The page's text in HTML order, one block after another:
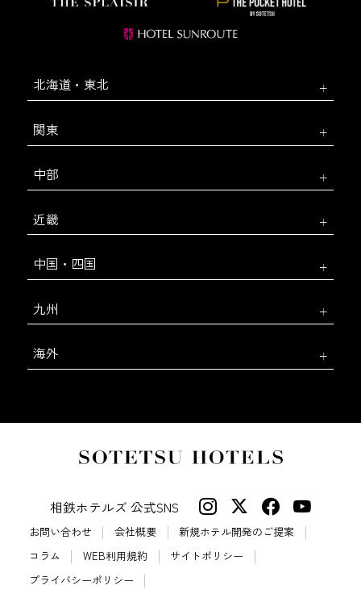
北海道・東北
関東
中部
近畿
中国・四国
九州
海外
相鉄ホテルズ 公式SNS
お問い合わせ 会社概要
新規ホテル開発のご提案
コラム
WEB利用規約
サイトポリシー
プライバシーポリシー